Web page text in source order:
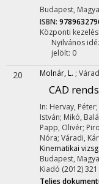
Budapest,
ISBN:
Központi
Nyilvános
jelölt: 0
20 Molnár, L. ;
CAD
In: Hervay,
István; Mikó,
Papp, Olivér;
Nóra; Váradi,
Kinematikai
Budapest,
Kiadó (2012)
Teljes